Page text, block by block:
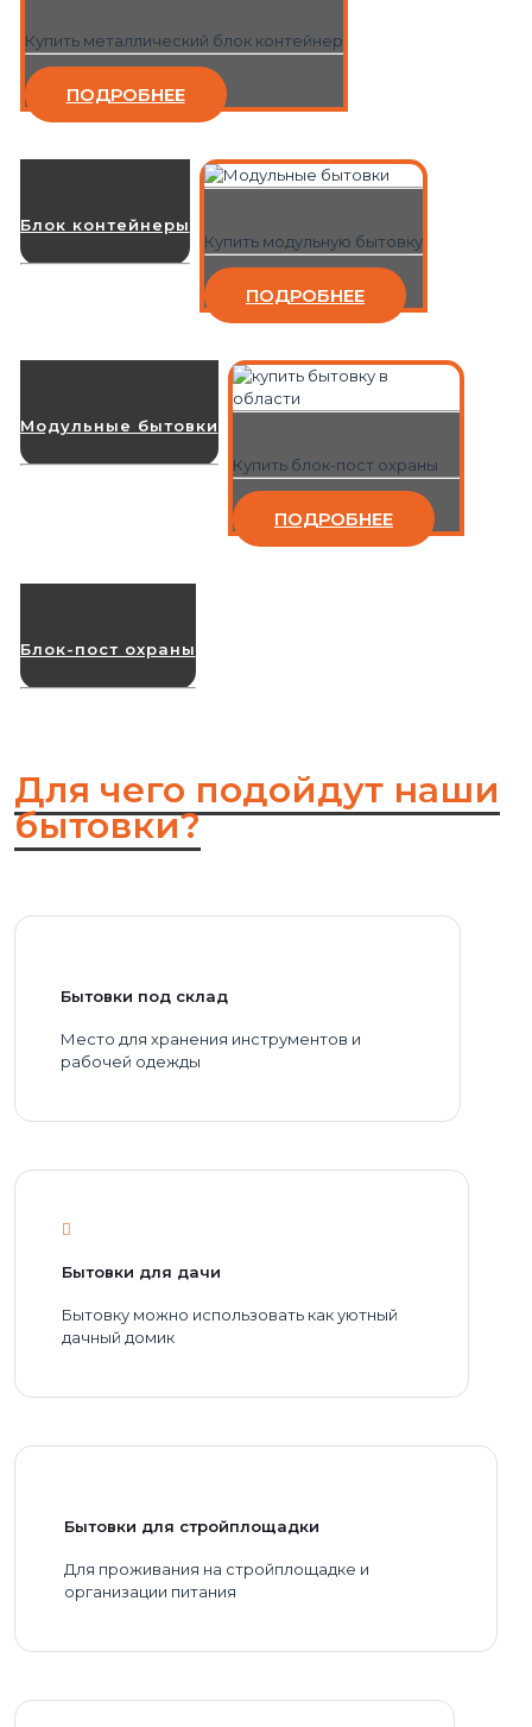
Купить металлический блок контейнер
ПОДРОБНЕЕ
Блок контейнеры
Купить модульную бытовку
ПОДРОБНЕЕ
Модульные бытовки
Купить блок-пост охраны
ПОДРОБНЕЕ
Блок-пост охраны
Для чего подойдут наши
бытовки?
Бытовки под склад
Место для хранения инструментов и
рабочей одежды
Бытовки для дачи
Бытовку можно использовать как уютный
дачный домик
Бытовки для стройплощадки
Для проживания на стройплощадке и
организации питания